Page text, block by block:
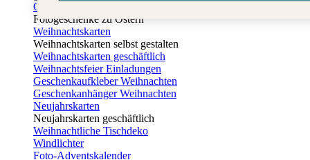
Osterkarten
Fotogeschenke zu Ostern
Weihnachtskarten
Weihnachtskarten selbst gestalten
Weihnachtskarten geschäftlich
Weihnachtsfeier Einladungen
Geschenkaufkleber Weihnachten
Geschenkanhänger Weihnachten
Neujahrskarten
Neujahrskarten geschäftlich
Weihnachtliche Tischdeko
Windlichter
Foto-Adventskalender